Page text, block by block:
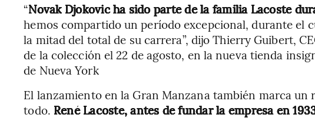
“Novak Djokovic ha sido parte de la familia Lacoste
hemos compartido un período excepcional, durante el
la mitad del total de su carrera”, dijo Thierry Guibert,
de la colección el 22 de agosto, en la nueva tienda
de Nueva York
El lanzamiento en la Gran Manzana también marca un
todo. René Lacoste, antes de fundar la empresa en